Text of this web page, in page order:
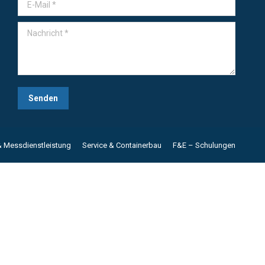
Nachricht *
Senden
Messdienstleistung Service & Containerbau F&E – Schulungen